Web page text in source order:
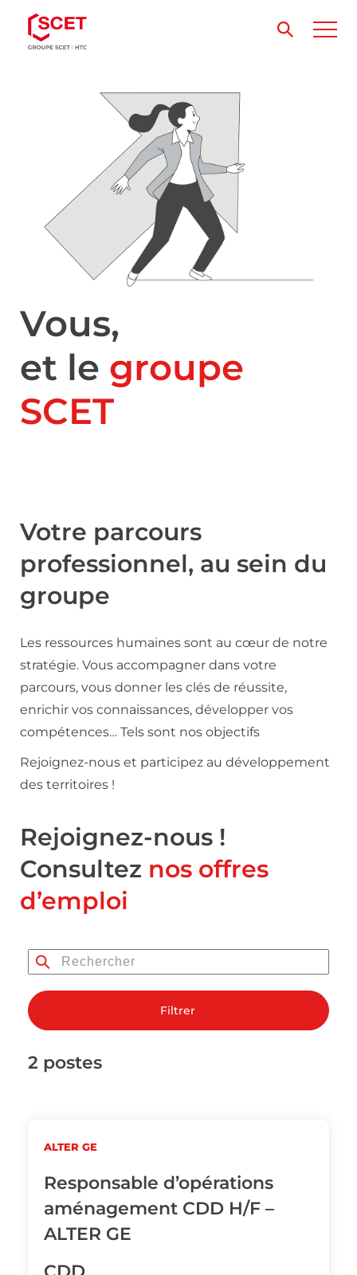
Vous,
et le groupe
SCET
Votre parcours
professionnel, au sein du
groupe
Les ressources humaines sont au cœur de notre
stratégie. Vous accompagner dans votre
parcours, vous donner les clés de réussite,
enrichir vos connaissances, développer vos
compétences… Tels sont nos objectifs
Rejoignez-nous et participez au développement
des territoires !
Rejoignez-nous !
Consultez nos offres
d’emploi
Filtrer
2 postes
ALTER GE
Responsable d’opérations
aménagement CDD H/F –
ALTER GE